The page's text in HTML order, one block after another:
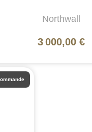
Northwall
3 000,00 €